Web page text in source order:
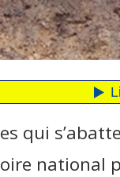
qui
national